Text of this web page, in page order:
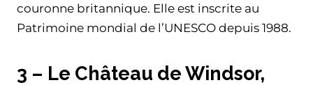
couronne britannique. Elle est inscrite au
Patrimoine mondial de l’UNESCO depuis 1988.
3 – Le Château de Windsor,